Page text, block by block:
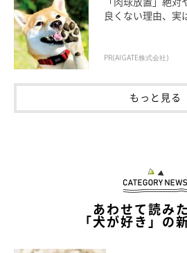
良くない理由、実
PR(AIGATE株式会社)
もっと見る
あわせて読み
「犬が好き」の